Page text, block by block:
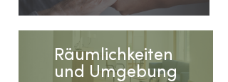
Räumlichkeiten
und Umgebung